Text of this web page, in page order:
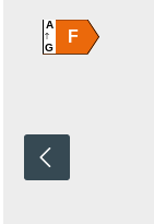
F
A
G